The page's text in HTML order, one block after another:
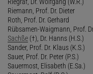
Riemann, Prof. Dr. Dieter
Roth, Prof. Dr. Gerhard
Rübsamen-Waigmann, Prof.
Sachße (†), Dr. Hanns (H.S.)
Sander, Prof. Dr. Klaus (K.S.)
Sauer, Prof. Dr. Peter (P.S.)
Sauermost, Elisabeth (E.Sa.)